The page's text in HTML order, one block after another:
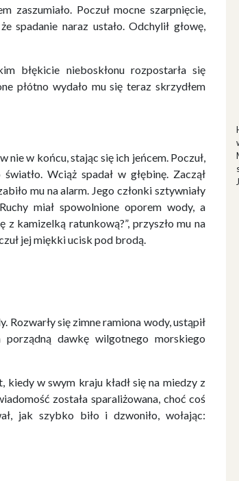
zaszumiało. Poczuł mocne szarpnięcie,
spadanie naraz ustało. Odchylił głowę,
błękicie nieboskłonu rozpostarła się
płótno wydało mu się teraz skrzydłem
w końcu, stając się ich jeńcem. Poczuł,
Wciąż spadał w głębinę. Zaczął
mu na alarm. Jego członki sztywniały
miał spowolnione oporem wody, a
z kamizelką ratunkową?”, przyszło mu na
jej miękki ucisk pod brodą.
Rozwarły się zimne ramiona wody, ustąpił
dawkę wilgotnego morskiego
w swym kraju kładł się na miedzy z
została sparaliżowana, choć coś
jak szybko biło i dzwoniło, wołając: